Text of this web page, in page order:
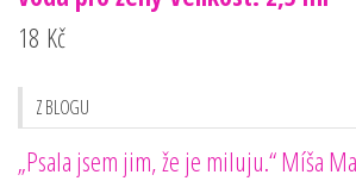
18 Kč
Z BLOGU
„Psala jsem jim, že je miluju.“ Míša